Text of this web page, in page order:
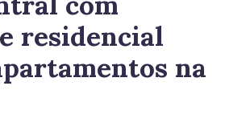
residencial
na